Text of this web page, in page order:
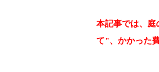
本記事では、 庭
て"、かかった